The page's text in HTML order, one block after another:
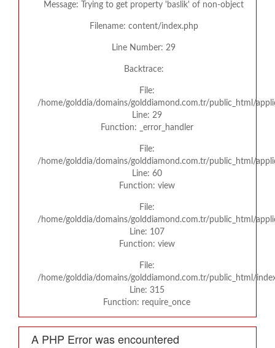
Message: Trying to get property 'baslik' of non-object
Filename: content/index.php
Line Number: 29
Backtrace:
File:
/home/golddia/domains/golddiamond.com.tr/public_html/
Line: 29
Function: _error_handler
File:
/home/golddia/domains/golddiamond.com.tr/public_html/
Line: 60
Function: view
File:
/home/golddia/domains/golddiamond.com.tr/public_html/
Line: 107
Function: view
File:
/home/golddia/domains/golddiamond.com.tr/public_html/
Line: 315
Function: require_once
A PHP Error was encountered